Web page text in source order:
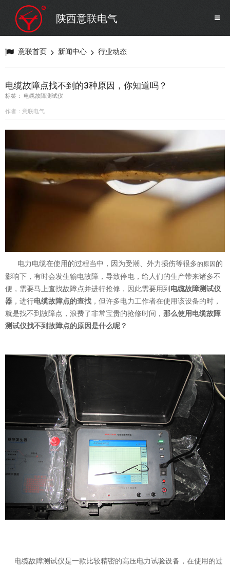
电力安全工器具
自动化
意联新品推荐
陕西意联电气
意联首页 新闻中心 行业动态
电缆故障点找不到的3种原因，你知道吗？
标签： 电缆故障测试仪
作者：意联电气
电力电缆在使用的过程当中，因为受潮、外力损伤等很多的原因 的
影响下，有时会发生输电故障，导致停电，给人们的生产带来诸多不
便，需要马上查找故障点并进行抢修，因此需要用到 电缆故障测试仪
器 ，进行电缆故障点的查找 ，但许多电力工作者在使用该设备的时，
就是找不到故障点，浪费了非常宝贵的抢修时间， 那么使用电缆故障
测试仪找不到故障点的原因是什么呢？
电缆故障测试仪是一款比较精密的高压电力试验设备，在使用的过